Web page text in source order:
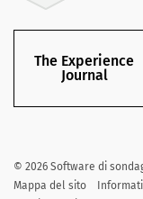
The Experience
Journal
© 2026 Software di
Mappa del sito